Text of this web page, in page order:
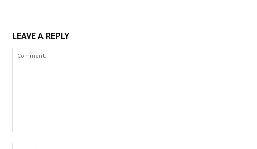
LEAVE A REPLY
Comment: